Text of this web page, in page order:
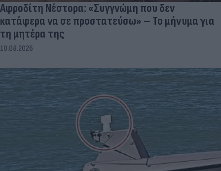
Αφροδίτη Νέστορα: «Συγγνώμη που δεν
κατάφερα να σε προστατεύσω» – Το μήνυμα για
τη μητέρα της
10.08.2026